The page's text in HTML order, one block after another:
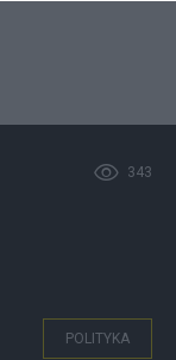
343
POLITYKA